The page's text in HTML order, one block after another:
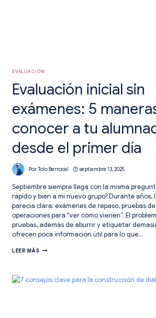
EVALUACIÓN
Evaluación inicial sin
exámenes: 5
conocer a tu
desde el primer día
Por Tolo Berrocal septiembre 13, 2025
Septiembre siempre llega con la misma
rápido y bien a mi nuevo grupo? Durante años,
parecía clara: exámenes de repaso, pruebas
operaciones para “ver cómo vienen”. El
pruebas, además de aburrir y etiquetar
ofrecen poca información útil para lo que…
LEER MÁS EVALUACIÓN
5